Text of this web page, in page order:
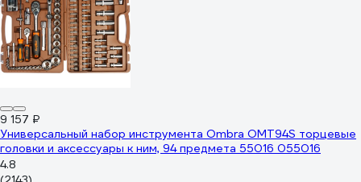
9 157 ₽
Универсальный набор инструмента Ombra OMT94S торцевые
головки и аксессуары к ним, 94 предмета 55016 055016
4.8